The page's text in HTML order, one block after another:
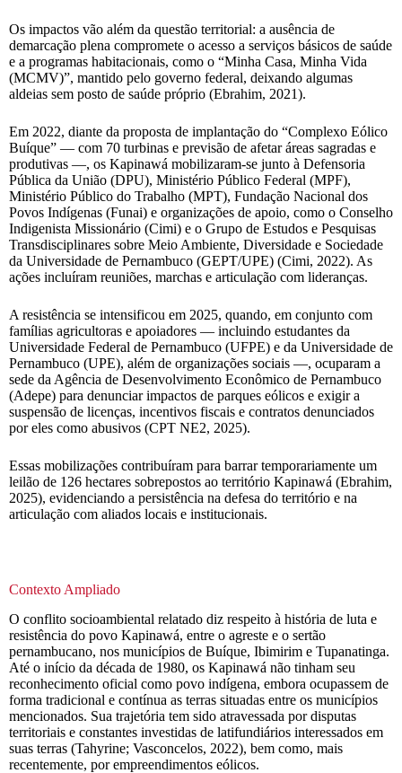
Os impactos vão além da questão territorial: a ausência de
demarcação plena compromete o acesso a serviços básicos de saúde
e a programas habitacionais, como o “Minha Casa, Minha Vida
(MCMV)”, mantido pelo governo federal, deixando algumas
aldeias sem posto de saúde próprio (Ebrahim, 2021).
Em 2022, diante da proposta de implantação do “Complexo Eólico
Buíque” — com 70 turbinas e previsão de afetar áreas sagradas e
produtivas —, os Kapinawá mobilizaram-se junto à Defensoria
Pública da União (DPU), Ministério Público Federal (MPF),
Ministério Público do Trabalho (MPT), Fundação Nacional dos
Povos Indígenas (Funai) e organizações de apoio, como o Conselho
Indigenista Missionário (Cimi) e o Grupo de Estudos e Pesquisas
Transdisciplinares sobre Meio Ambiente, Diversidade e Sociedade
da Universidade de Pernambuco (GEPT/UPE) (Cimi, 2022). As
ações incluíram reuniões, marchas e articulação com lideranças.
A resistência se intensificou em 2025, quando, em conjunto com
famílias agricultoras e apoiadores — incluindo estudantes da
Universidade Federal de Pernambuco (UFPE) e da Universidade de
Pernambuco (UPE), além de organizações sociais —, ocuparam a
sede da Agência de Desenvolvimento Econômico de Pernambuco
(Adepe) para denunciar impactos de parques eólicos e exigir a
suspensão de licenças, incentivos fiscais e contratos denunciados
por eles como abusivos (CPT NE2, 2025).
Essas mobilizações contribuíram para barrar temporariamente um
leilão de 126 hectares sobrepostos ao território Kapinawá (Ebrahim,
2025), evidenciando a persistência na defesa do território e na
articulação com aliados locais e institucionais.
Contexto Ampliado
O conflito socioambiental relatado diz respeito à história de luta e
resistência do povo Kapinawá, entre o agreste e o sertão
pernambucano, nos municípios de Buíque, Ibimirim e Tupanatinga.
Até o início da década de 1980, os Kapinawá não tinham seu
reconhecimento oficial como povo indígena, embora ocupassem de
forma tradicional e contínua as terras situadas entre os municípios
mencionados. Sua trajetória tem sido atravessada por disputas
territoriais e constantes investidas de latifundiários interessados em
suas terras (Tahyrine; Vasconcelos, 2022), bem como, mais
recentemente, por empreendimentos eólicos.